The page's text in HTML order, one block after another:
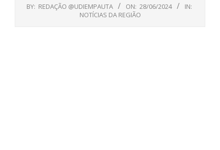
BY: REDAÇÃO @UDIEMPAUTA ON: 28/06/2024
IN:
NOTÍCIAS DA REGIÃO